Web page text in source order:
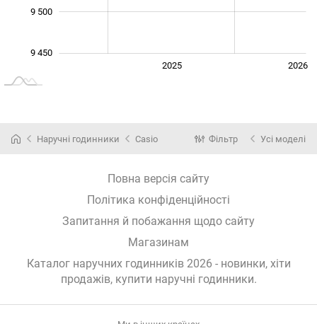
9 500
9 450
2025 2026
Наручні годинники Casio Фільтр Усі моделі
Повна версія сайту
Політика конфіденційності
Запитання й побажання щодо сайту
Магазинам
Каталог наручних годинників 2026 - новинки, хіти
продажів, купити наручні годинники.